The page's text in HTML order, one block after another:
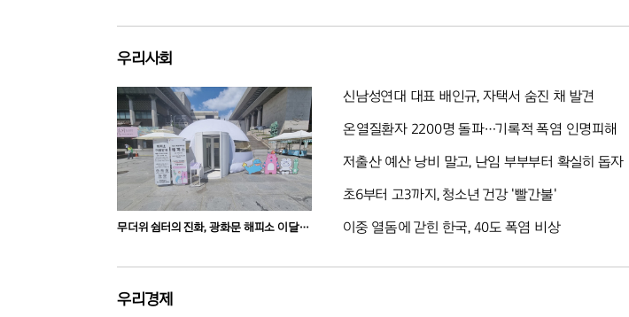
우리사회
무더위 쉼터의 진화, 광화문 해피소 이달
신남성연대 대표 배인규, 자택서 숨진 채 발견
온열질환자 2200명 돌파…기록적 폭염 인명피해
저출산 예산 낭비 말고, 난임 부부부터 확실히 돕자
초6부터 고3까지, 청소년 건강 '빨간불'
이중 열돔에 갇힌 한국, 40도 폭염 비상
우리경제